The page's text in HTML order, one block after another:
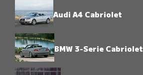
Audi A4 Cabriolet
BMW 3-Serie Cabriolet